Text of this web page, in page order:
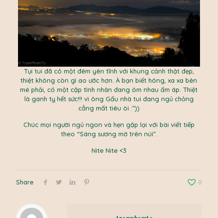
Tụi tui đã có một đêm yên tĩnh với khung cảnh thật đẹp,
thiệt không còn gì ao ước hơn. À bạn biết hông, xa xa bên
mé phải, có một cặp tình nhân đang ôm nhau ấm áp. Thiệt
là ganh tỵ hết sức!!! vì ông Gấu nhà tui đang ngủ chỏng
cẳng mất tiêu òi :”))
Chúc mọi người ngủ ngon và hẹn gặp lại với bài viết tiếp
theo “Sáng sương mờ trên núi”.
Nite Nite <3
Share 0